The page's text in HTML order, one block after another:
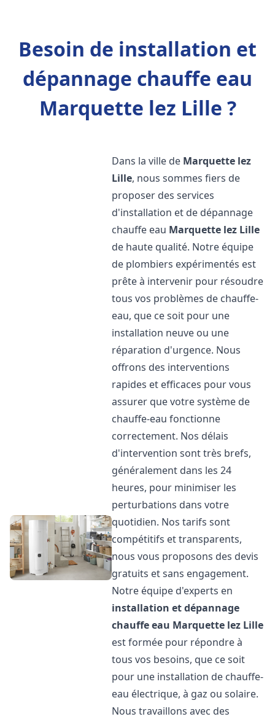
Besoin de installation et
dépannage chauffe eau
Marquette lez Lille ?
Dans la ville de Marquette lez
Lille, nous sommes fiers de
proposer des services
d'installation et de dépannage
chauffe eau Marquette lez Lille
de haute qualité. Notre équipe
de plombiers expérimentés est
prête à intervenir pour résoudre
tous vos problèmes de chauffe-
eau, que ce soit pour une
installation neuve ou une
réparation d'urgence. Nous
offrons des interventions
rapides et efficaces pour vous
assurer que votre système de
chauffe-eau fonctionne
correctement. Nos délais
d'intervention sont très brefs,
généralement dans les 24
heures, pour minimiser les
perturbations dans votre
quotidien. Nos tarifs sont
compétitifs et transparents,
nous vous proposons des devis
gratuits et sans engagement.
Notre équipe d'experts en
installation et dépannage
chauffe eau Marquette lez Lille
est formée pour répondre à
tous vos besoins, que ce soit
pour une installation de chauffe-
eau électrique, à gaz ou solaire.
Nous travaillons avec des